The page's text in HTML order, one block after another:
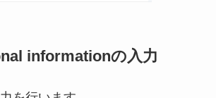
informationの入力